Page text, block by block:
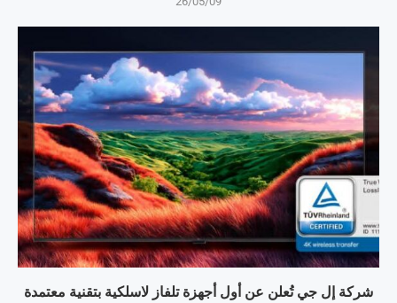
شركة إل جي تُعلن عن أول أجهزة تلفاز لاسلكية بتقنية معتمدة